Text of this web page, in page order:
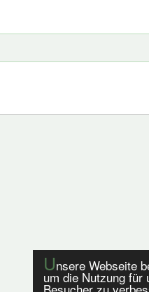
Unsere Webseite
um die Nutzung für